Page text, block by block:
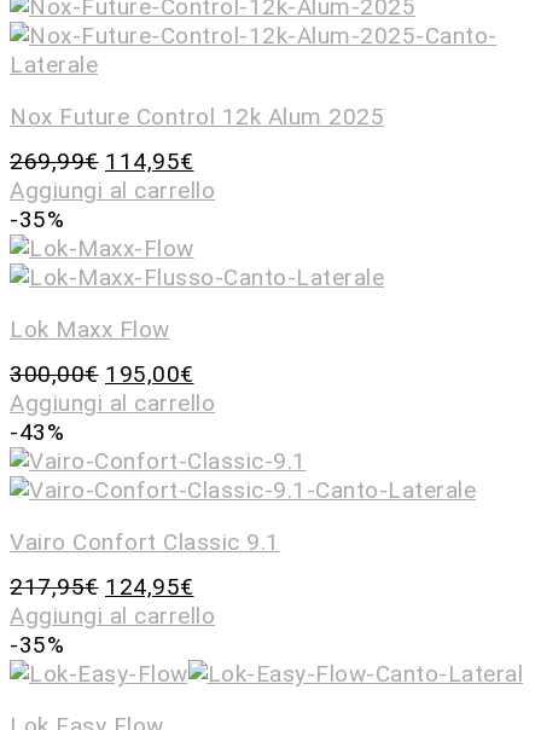
Nox Future Control 12k Alum 2025
269,99€ 114,95€
Aggiungi al carrello
-35%
Lok Maxx Flow
300,00€ 195,00€
Aggiungi al carrello
-43%
Vairo Confort Classic 9.1
217,95€ 124,95€
Aggiungi al carrello
-35%